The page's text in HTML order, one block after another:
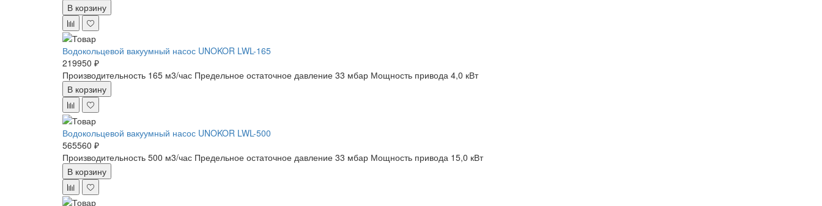
В корзину
Водокольцевой вакуумный насос UNOKOR LWL-165
219950 ₽
Производительность 165 м3/час Предельное остаточное давление 33 мбар Мощность привода 4,0 кВт
В корзину
Водокольцевой вакуумный насос UNOKOR LWL-500
565560 ₽
Производительность 500 м3/час Предельное остаточное давление 33 мбар Мощность привода 15,0 кВт
В корзину